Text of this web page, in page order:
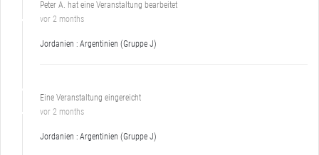
Peter A. hat eine Veranstaltung bearbeitet
vor 2 months
Jordanien : Argentinien (Gruppe J)
Eine Veranstaltung eingereicht
vor 2 months
Jordanien : Argentinien (Gruppe J)